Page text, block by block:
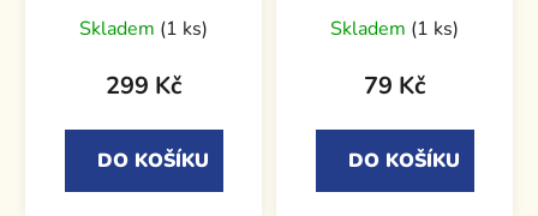
Skladem (1 ks)
299 Kč
DO KOŠÍKU
Skladem (1 ks)
79 Kč
DO KOŠÍKU